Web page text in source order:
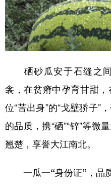
硒砂瓜安于石缝之间
衾，在贫瘠中孕育甘甜
位“苦出身”的“戈壁骄子”
的品质，携“硒”“锌”等微
翘楚，享誉大江南北。
一瓜一“身份证”，品